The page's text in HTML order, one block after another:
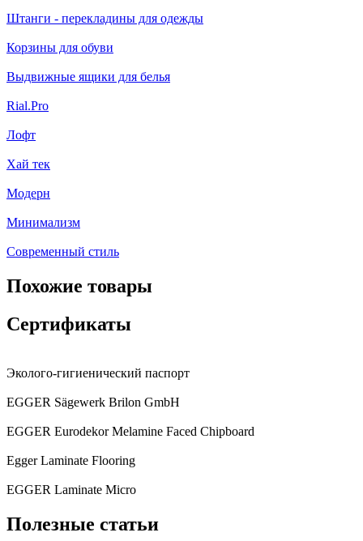
Штанги - перекладины для одежды
Корзины для обуви
Выдвижные ящики для белья
Rial.Pro
Лофт
Хай тек
Модерн
Минимализм
Современный стиль
Похожие товары
Сертификаты
Эколого-гигиенический паспорт
EGGER Sägewerk Brilon GmbH
EGGER Eurodekor Melamine Faced Chipboard
Egger Laminate Flooring
EGGER Laminate Micro
Полезные статьи